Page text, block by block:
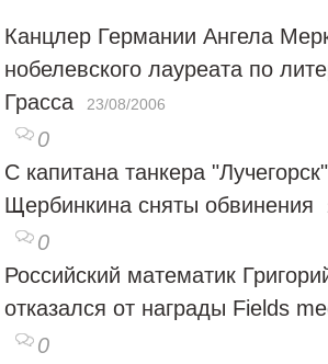
Канцлер Германии Ангела
нобелевского лауреата по
Грасса
23/08/2006
0
С капитана танкера
Щербинкина сняты обвинения
0
Российский математик
отказался от награды Fields
0